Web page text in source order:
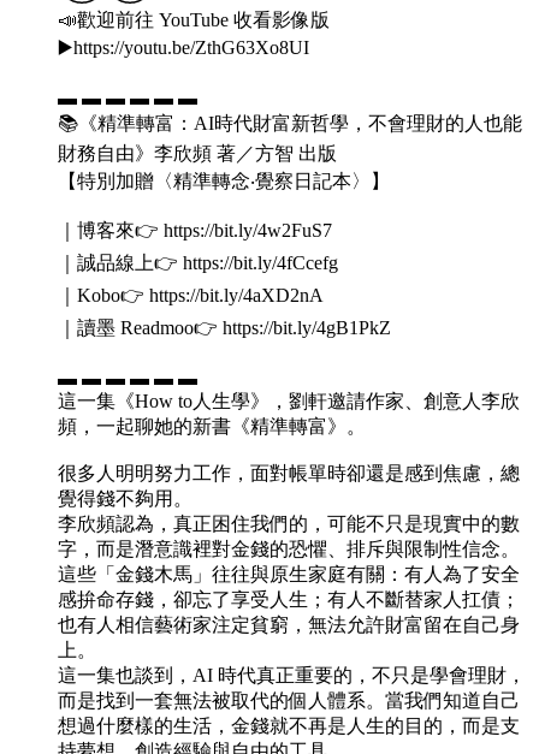
📣歡迎前往 YouTube 收看影像版
▶️https://youtu.be/ZthG63Xo8UI
▬ ▬ ▬ ▬ ▬ ▬
📚《精準轉富：AI時代財富新哲學，不會理財的人也能
財務自由》李欣頻 著／方智 出版
【特別加贈〈精準轉念‧覺察日記本〉】
｜博客來👉 https://bit.ly/4w2FuS7
｜誠品線上👉 https://bit.ly/4fCcefg
｜Kobo👉 https://bit.ly/4aXD2nA
｜讀墨 Readmoo👉 https://bit.ly/4gB1PkZ
▬ ▬ ▬ ▬ ▬ ▬
這一集《How to人生學》，劉軒邀請作家、創意人李欣
頻，一起聊她的新書《精準轉富》。
很多人明明努力工作，面對帳單時卻還是感到焦慮，總
覺得錢不夠用。
李欣頻認為，真正困住我們的，可能不只是現實中的數
字，而是潛意識裡對金錢的恐懼、排斥與限制性信念。
這些「金錢木馬」往往與原生家庭有關：有人為了安全
感拚命存錢，卻忘了享受人生；有人不斷替家人扛債；
也有人相信藝術家注定貧窮，無法允許財富留在自己身
上。
這一集也談到，AI 時代真正重要的，不只是學會理財，
而是找到一套無法被取代的個人體系。當我們知道自己
想過什麼樣的生活，金錢就不再是人生的目的，而是支